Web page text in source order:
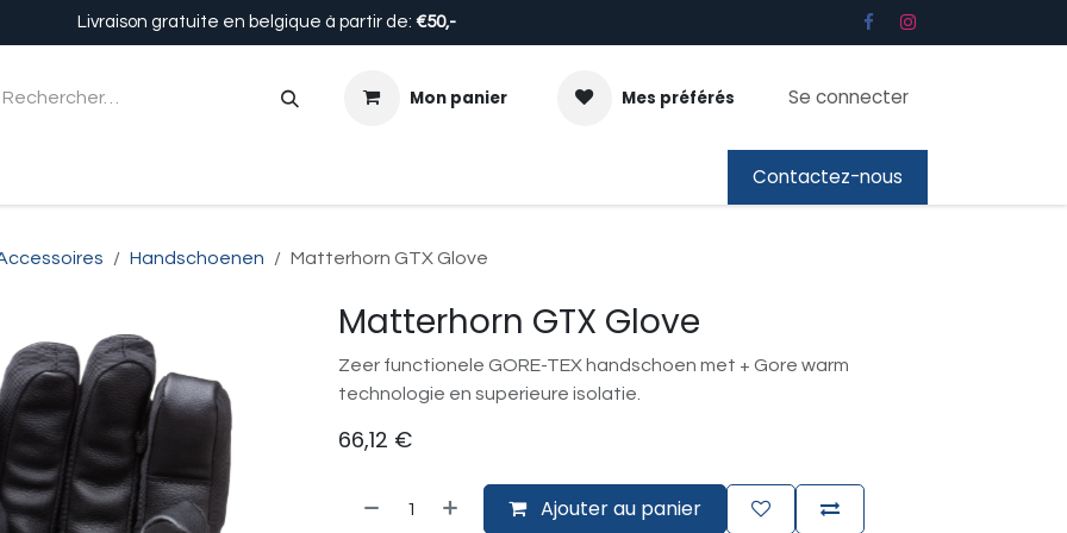
Livraison gratuite en belgique à partir de: €50,-
Mon panier Mes préférés Se connecter
Contactez-nous
Handschoenen Matterhorn GTX Glove
Matterhorn GTX Glove
Zeer functionele GORE-TEX handschoen met + Gore warm
technologie en superieure isolatie.
66,12 €
Ajouter au panier